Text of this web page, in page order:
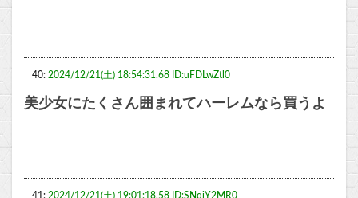
40: 2024/12/21(土) 18:54:31.68 ID:uFDLwZtl0
美少女にたくさん囲まれてハーレムなら買うよ
41: 2024/12/21(土) 19:01:18.58 ID:SNqiY2MR0